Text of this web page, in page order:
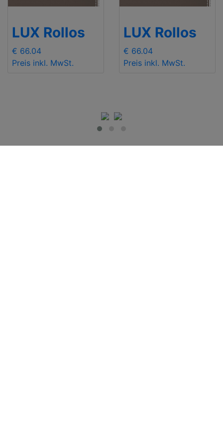
LUX Rollos
€ 66.04
Preis inkl. MwSt.
LUX Rollos
€ 66.04
Preis inkl. MwSt.